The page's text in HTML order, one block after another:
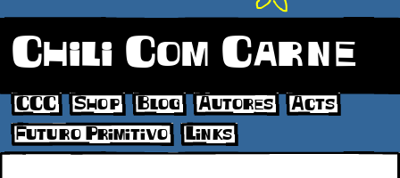
Chili Com Carne
CCC Shop Blog Autores
Acts
Futuro Primitivo
Links